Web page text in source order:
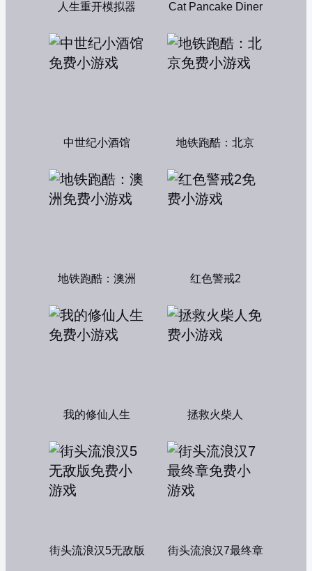
人生重开模拟器 Cat Pancake Diner
中世纪小酒馆 地铁跑酷：北京
地铁跑酷：澳洲 红色警戒2
我的修仙人生 拯救火柴人
街头流浪汉5无敌版 街头流浪汉7最终章